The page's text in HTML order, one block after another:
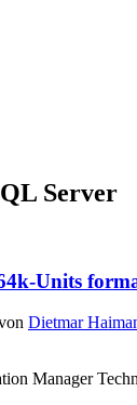
Server
Units
Dietmar
Manager